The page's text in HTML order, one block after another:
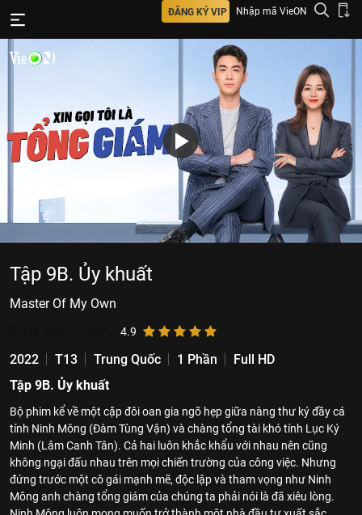
ĐĂNG KÝ VIP Nhập mã VieON
Tập 9B. Ủy khuất
Master Of My Own
4.9
2022 T13 Trung Quốc 1 Phần
Full HD
Tập 9B. Ủy khuất
Bộ phim kể về một cặp đôi oan gia ngõ hẹp giữa nàng thư ký đầy cá
tính Ninh Mông (Đàm Tùng Vận) và chàng tổng tài khó tính Lục Ký
Minh (Lâm Canh Tân). Cả hai luôn khắc khẩu với nhau nên cũng
không ngại đấu nhau trên mọi chiến trường của công việc. Nhưng
đứng trước một cô gái mạnh mẽ, độc lập và tham vọng như Ninh
Mông anh chàng tổng giám của chúng ta phải nói là đã xiêu lòng.